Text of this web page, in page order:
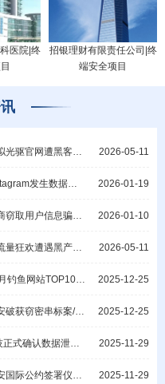
医院|终
招银理财有限责任公司|终
端安全项目
2026-05-11
/微软披露网络钓鱼活动
2026-01-19
/教元集团疑遭勒索攻击
2026-01-10
视保密责任酿重大隐患
2026-05-11
务逻辑攻击与端侧防御范式重构
2025-12-25
/网警破获抢票非法销售案
2025-12-25
密电脑违规联网导致泄密
2025-11-29
斯顿大学数据库遭入侵
2025-11-29
幕/瑞典国家电网遭勒索